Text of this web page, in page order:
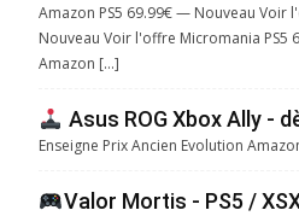
Amazon PS5 69.99€ — Nouveau Voir
Nouveau Voir l'offre Micromania
Amazon […]
Asus ROG Xbox Ally -
Enseigne Prix Ancien Evolution
Valor Mortis - PS5 /